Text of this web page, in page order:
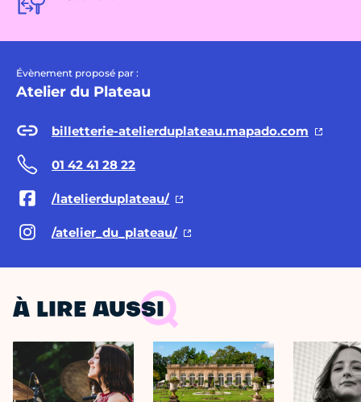
Évènement proposé par :
Atelier du Plateau
billetterie-atelierduplateau.mapado.com
01 42 41 28 22
/latelierduplateau/
/atelier_du_plateau/
À LIRE AUSSI